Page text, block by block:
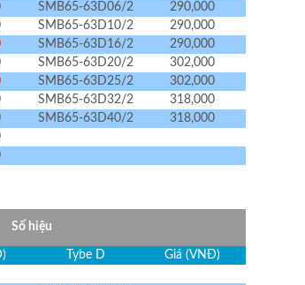
SMB65-63D06/2
290,000
SMB65-63D10/2
290,000
SMB65-63D16/2
290,000
SMB65-63D20/2
302,000
SMB65-63D25/2
302,000
SMB65-63D32/2
318,000
SMB65-63D40/2
318,000
Số hiệu
Tybe D Giá (VNĐ)